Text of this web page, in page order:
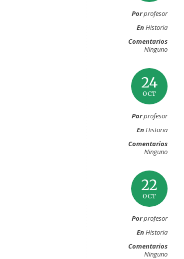
Porprofesor
EnHistoria
Comentarios
Ninguno
24
OCT
Porprofesor
EnHistoria
Comentarios
Ninguno
22
OCT
Porprofesor
EnHistoria
Comentarios
Ninguno